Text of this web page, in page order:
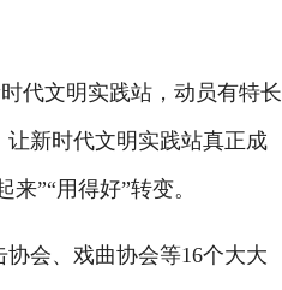
代文明实践站，动员有特长
新时代文明实践站真正成
”“用得好”转变。
会、戏曲协会等16个大大